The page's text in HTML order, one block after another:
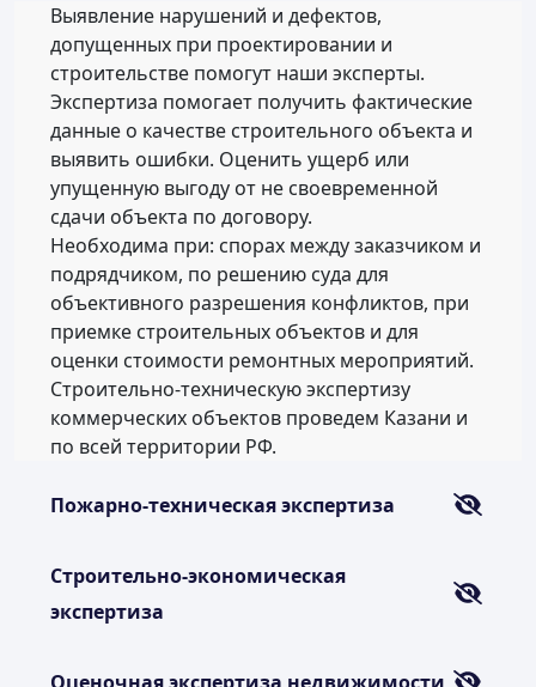
Выявление нарушений и дефектов,
допущенных при проектировании и
строительстве помогут наши эксперты.
Экспертиза помогает получить фактические
данные о качестве строительного объекта и
выявить ошибки. Оценить ущерб или
упущенную выгоду от не своевременной
сдачи объекта по договору.
Необходима при: спорах между заказчиком и
подрядчиком, по решению суда для
объективного разрешения конфликтов, при
приемке строительных объектов и для
оценки стоимости ремонтных мероприятий.
Строительно-техническую экспертизу
коммерческих объектов проведем Казани и
по всей территории РФ.
Пожарно-техническая экспертиза
Строительно-экономическая
экспертиза
Оценочная экспертиза недвижимости